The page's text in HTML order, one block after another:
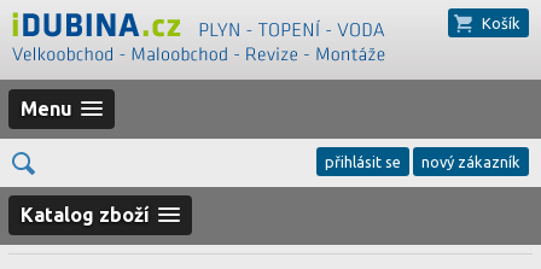
Košík
Menu
přihlásit se nový zákazník
Katalog zboží